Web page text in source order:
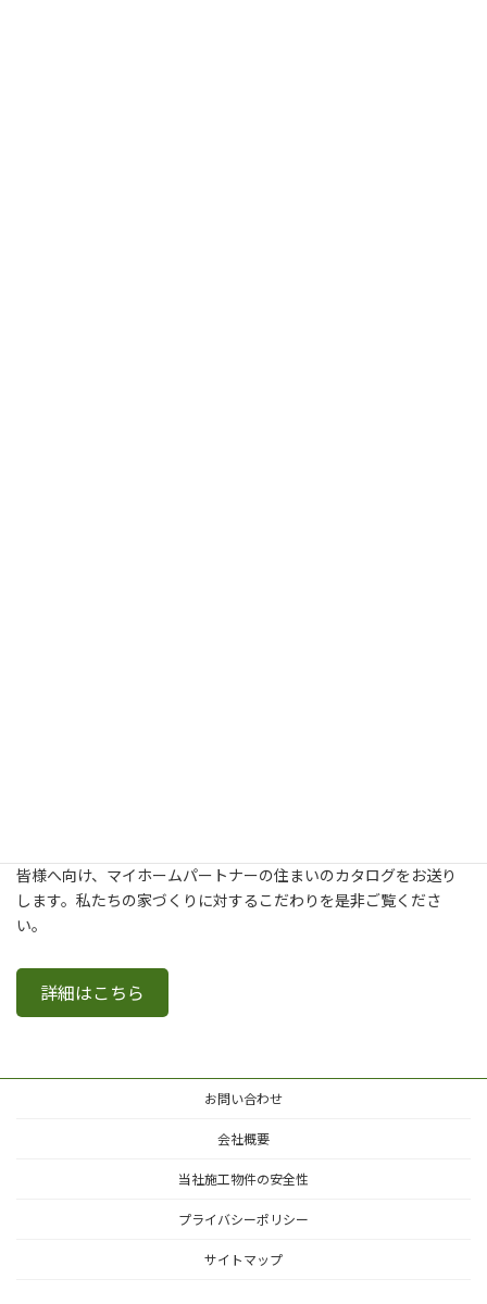
皆様へ向け、マイホームパートナーの住まいのカタログをお送り
します。私たちの家づくりに対するこだわりを是非ご覧くださ
い。
詳細はこちら
お問い合わせ
会社概要
当社施工物件の安全性
プライバシーポリシー
サイトマップ